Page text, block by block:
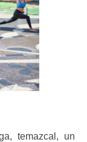
temazcal, un